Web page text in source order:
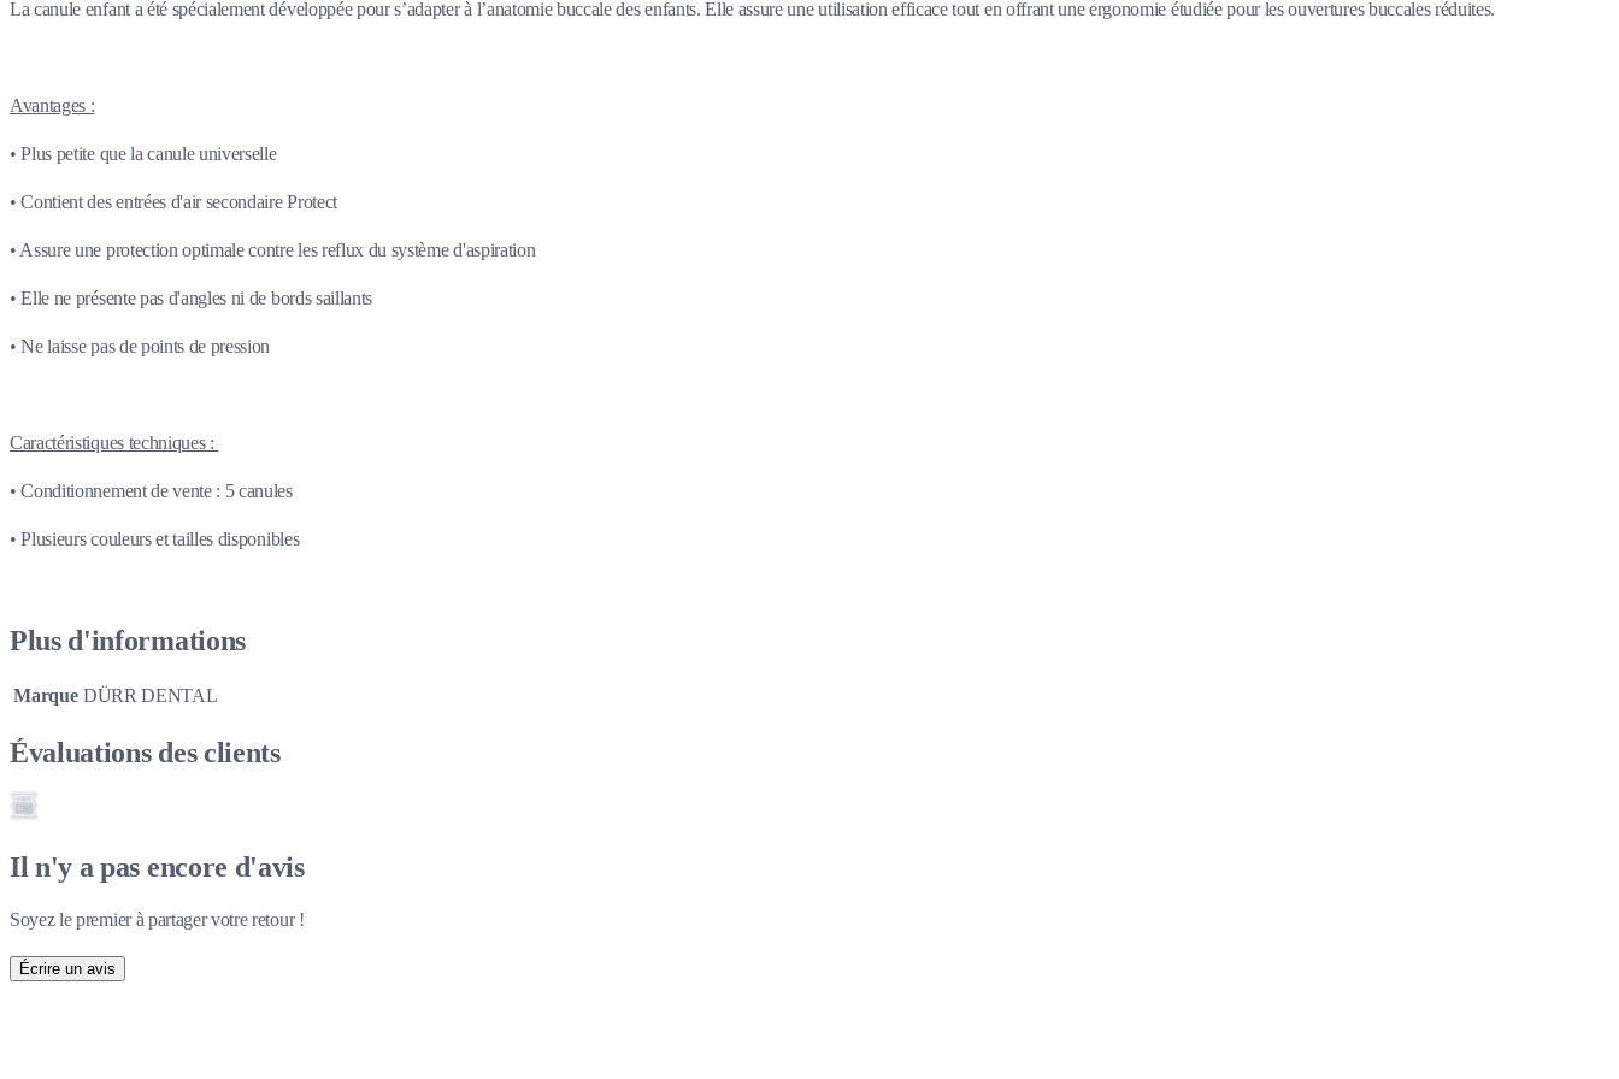
La canule enfant a été spécialement développée pour s’adapter à l’anatomie buccale des enfants. Elle assure une utilisation efficace tout en offrant une ergonomie étudiée pour les ouvertures buccales réduites.
Avantages :
• Plus petite que la canule universelle
• Contient des entrées d'air secondaire Protect
• Assure une protection optimale contre les reflux du système d'aspiration
• Elle ne présente pas d'angles ni de bords saillants
• Ne laisse pas de points de pression
Caractéristiques techniques :
• Conditionnement de vente : 5 canules
• Plusieurs couleurs et tailles disponibles
Plus d'informations
Marque DÜRR DENTAL
Évaluations des clients
Il n'y a pas encore d'avis
Soyez le premier à partager votre retour !
Écrire un avis